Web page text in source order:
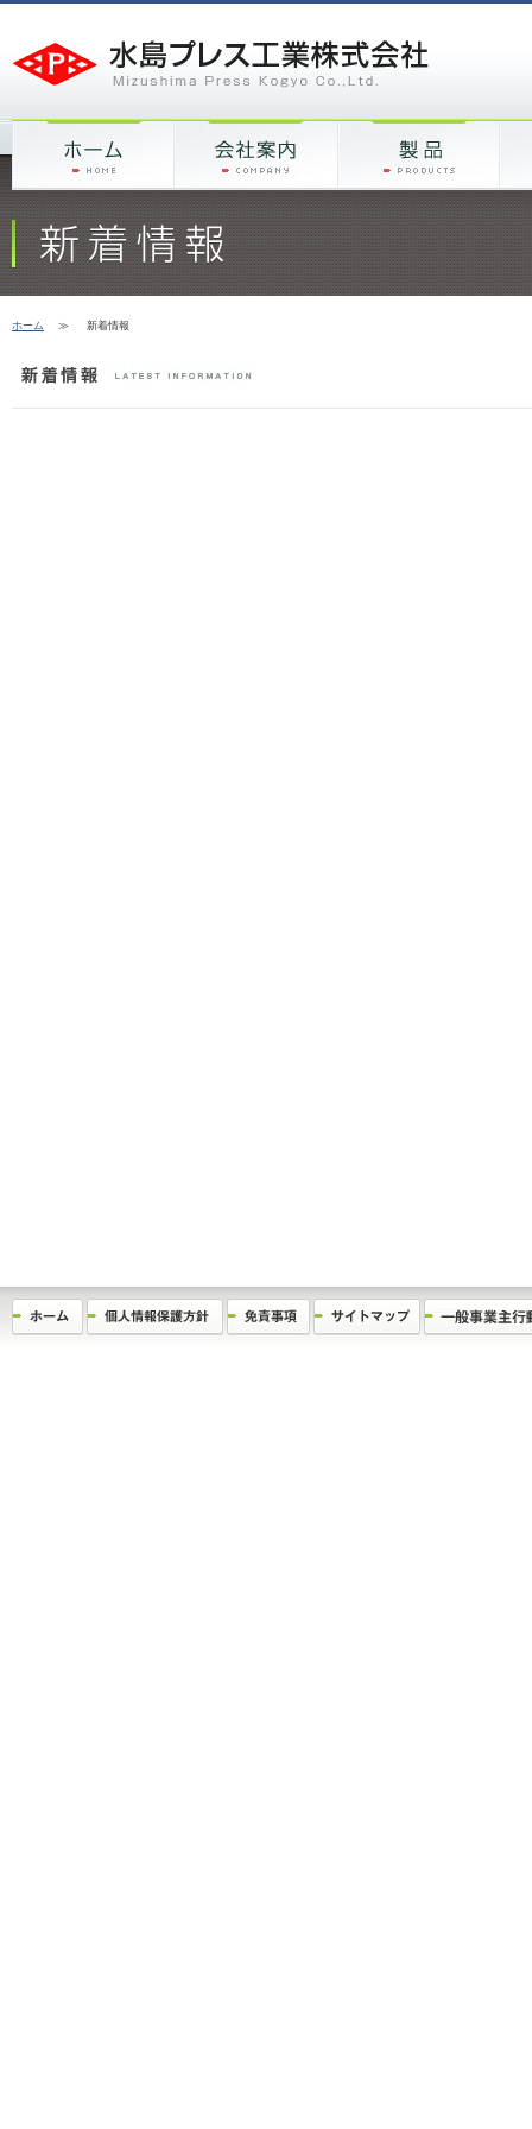
ホーム ≫ 新着情報